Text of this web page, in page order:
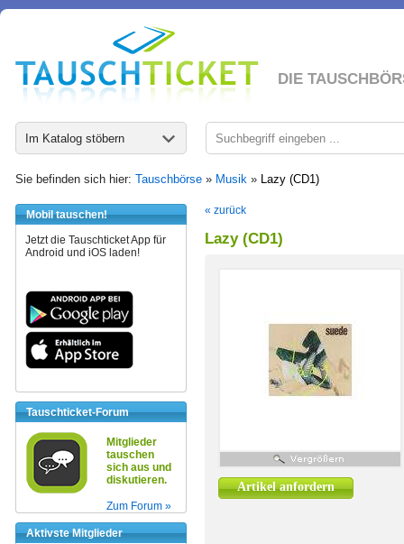
DIE
Im Katalog stöbern
Sie befinden sich hier: Tauschbörse » Musik » Lazy (CD1)
Mobil tauschen!
Jetzt die Tauschticket App für
Android und iOS laden!
Tauschticket-Forum
Mitglieder
tauschen
sich aus und
diskutieren.
Zum Forum »
Aktivste Mitglieder
« zurück
Lazy (CD1)
Artikel anfordern